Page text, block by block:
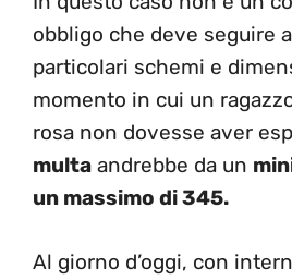
obbligo che deve seguire
particolari schemi e
momento in cui un
rosa non dovesse aver
multa andrebbe da un
un massimo di 345.
Al giorno d’oggi, con